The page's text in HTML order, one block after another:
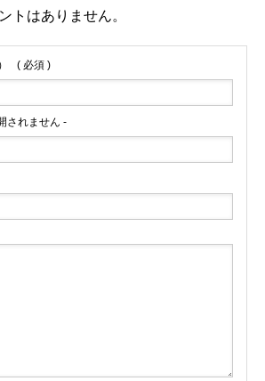
トはありません。
( 必須 )
されません -